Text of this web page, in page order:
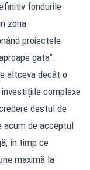
fondurile
zona
proiectele
gata”.
altceva decât o
complexe
destul de
acum de acceptul
în timp ce
maximă la